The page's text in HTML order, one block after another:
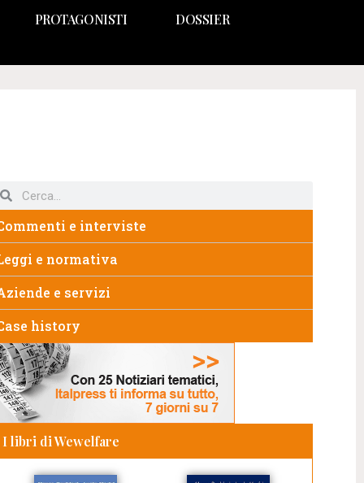
PROTAGONISTI DOSSIER
e interviste
e normativa
e servizi
history
I libri di Wewelfare